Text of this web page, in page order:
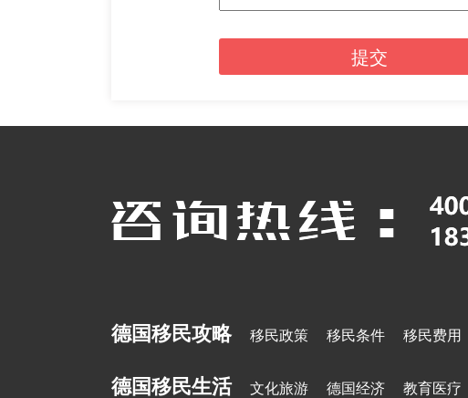
提交
德国移民攻略 移民政策 移民条件 移民费用
德国移民生活 文化旅游 德国经济 教育医疗